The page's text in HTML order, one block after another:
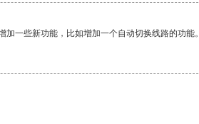
一些新功能，比如增加一个自动切换线路的功能。